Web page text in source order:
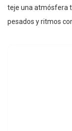
teje una atmósfera
pesados y ritmos